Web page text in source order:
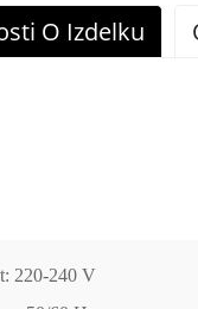
O Izdelku
220-240 V